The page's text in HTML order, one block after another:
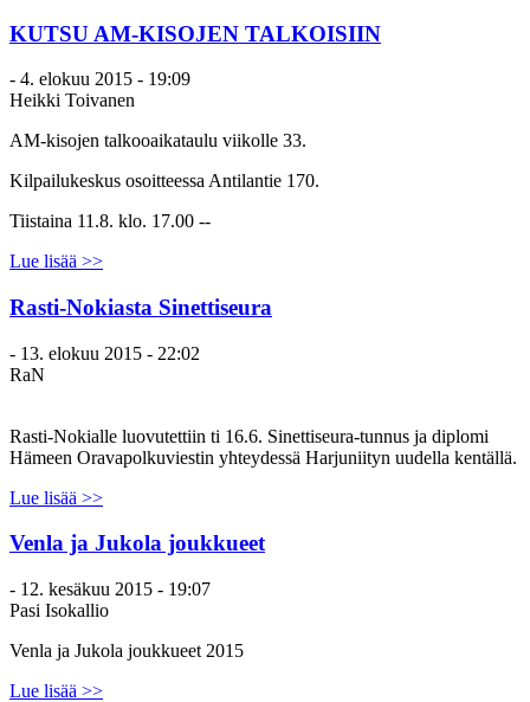
KUTSU AM-KISOJEN TALKOISIIN
- 4. elokuu 2015 - 19:09
Heikki Toivanen
AM-kisojen talkooaikataulu viikolle 33.
Kilpailukeskus osoitteessa Antilantie 170.
Tiistaina 11.8. klo. 17.00 --
Lue lisää >>
Rasti-Nokiasta Sinettiseura
- 13. elokuu 2015 - 22:02
RaN
Rasti-Nokialle luovutettiin ti 16.6. Sinettiseura-tunnus ja diplomi
Hämeen Oravapolkuviestin yhteydessä Harjuniityn uudella kentällä.
Lue lisää >>
Venla ja Jukola joukkueet
- 12. kesäkuu 2015 - 19:07
Pasi Isokallio
Venla ja Jukola joukkueet 2015
Lue lisää >>